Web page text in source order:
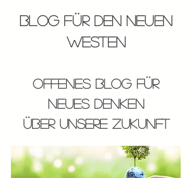
Blog für den neuen
Westen
offenes Blog für
neues Denken
über unsere Zukunft